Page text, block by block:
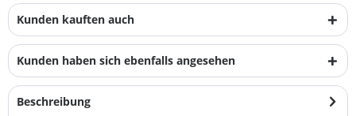
Kunden kauften auch
Kunden haben sich ebenfalls angesehen
Beschreibung